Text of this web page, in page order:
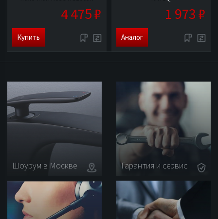
4 475 ₽
Купить
1 973 ₽
Аналог
Шоурум в Москве Гарантия и сервис